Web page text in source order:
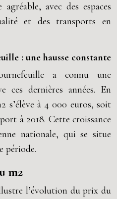
avec des espaces
et des transports en
: une hausse constante
a connu une
ces dernières années. En
s’élève à 4 000 euros, soit
à 2018. Cette croissance
nationale, qui se situe
période.
m2
l’évolution du prix du